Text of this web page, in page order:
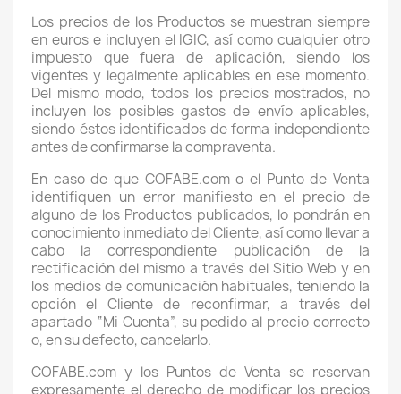
Los precios de los Productos se muestran siempre
en euros e incluyen el IGIC, así como cualquier otro
impuesto que fuera de aplicación, siendo los
vigentes y legalmente aplicables en ese momento.
Del mismo modo, todos los precios mostrados, no
incluyen los posibles gastos de envío aplicables,
siendo éstos identificados de forma independiente
antes de confirmarse la compraventa.
En caso de que COFABE.com o el Punto de Venta
identifiquen un error manifiesto en el precio de
alguno de los Productos publicados, lo pondrán en
conocimiento inmediato del Cliente, así como llevar a
cabo la correspondiente publicación de la
rectificación del mismo a través del Sitio Web y en
los medios de comunicación habituales, teniendo la
opción el Cliente de reconfirmar, a través del
apartado “Mi Cuenta”, su pedido al precio correcto
o, en su defecto, cancelarlo.
COFABE.com y los Puntos de Venta se reservan
expresamente el derecho de modificar los precios